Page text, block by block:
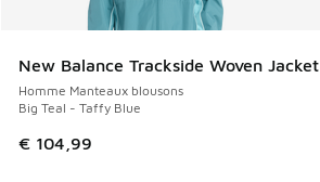
New Balance Trackside Woven Jacket
Homme Manteaux blousons
Big Teal - Taffy Blue
€ 104,99